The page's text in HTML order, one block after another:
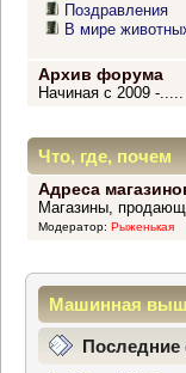
Поздравления
В мире
Архив форума
Начиная с 2009 -.....
Что, где, почем
Адреса
Магазины,
Модератор: Рыженькая
Машинная
Последние